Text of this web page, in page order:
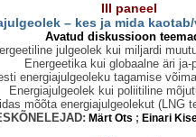
III paneel
– kes ja mida
Avatud diskussioon
julgeolek kui miljardi
Energeetika kui globaalne äri ja-
energiajulgeoleku tagamise
Energiajulgeolek kui poliitiline
mõõta energiajulgeolekut (LNG
Märt Ots ; Einari